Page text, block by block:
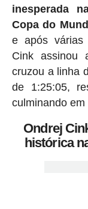
inesperada
Copa do
e após várias
Cink assinou
cruzou a linha
de 1:25:05,
culminando
Ondrej
histórica